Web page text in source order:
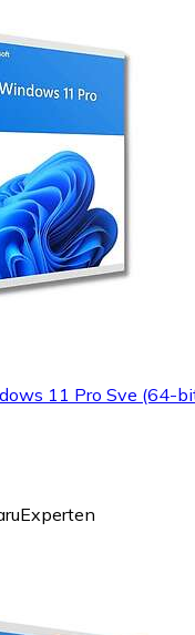
11 Pro Sve (64-